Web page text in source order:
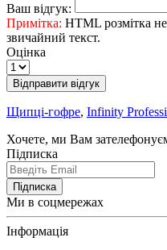
Ваш відгук:
Примітка: HTML розмітка
звичайний текст.
Оцінка
Відправити відгук
Щипці-гофре, Infinity
Хочете, ми Вам
Підписка
Підписка
Ми в соцмережах
Інформація